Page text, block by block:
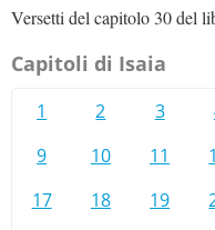
Versetti del capitolo 30 del
Capitoli di Isaia
1 2 3
9
10 11
17
18 19